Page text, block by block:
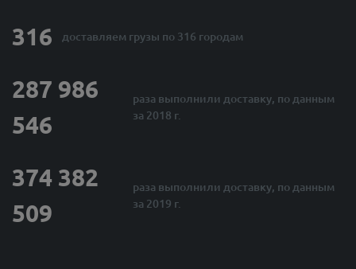
316 доставляем грузы по 316 городам
287 986
546
раза выполнили доставку, по данным
за 2018 г.
374 382
509
раза выполнили доставку, по данным
за 2019 г.